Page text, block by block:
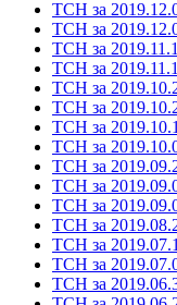
ТСН за
ТСН за
ТСН за
ТСН за
ТСН за
ТСН за
ТСН за
ТСН за
ТСН за
ТСН за
ТСН за
ТСН за
ТСН за
ТСН за
ТСН за